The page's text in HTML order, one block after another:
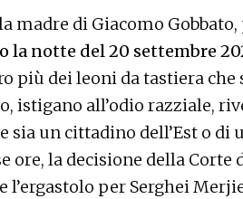
madre di Giacomo
la notte del 20 settembre
più dei leoni da tastiera
istigano all’odio razziale,
sia un cittadino dell’Est o di
ore, la decisione della
l’ergastolo per Serghei